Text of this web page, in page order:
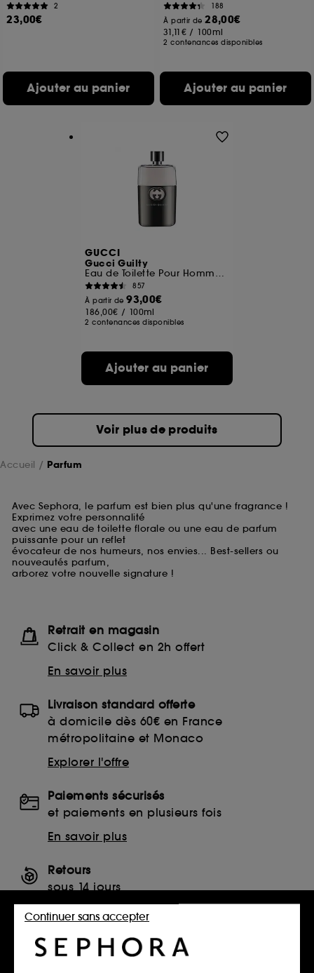
2
23,00€
Ajouter au panier
188
À partir de28,00€
31,11€ / 100ml
2 contenances disponibles
Ajouter au panier
GUCCI
Gucci Guilty
Eau de Toilette Pour Homme Fougère Aromatique
857
À partir de93,00€
186,00€ / 100ml
2 contenances disponibles
Ajouter au panier
Voir plus de produits
Accueil Parfum
Avec Sephora, le parfum est bien plus qu'une fragrance !
Exprimez votre personnalité
avec une eau de toilette florale ou une eau de parfum
puissante pour un reflet
évocateur de nos humeurs, nos envies... Best-sellers ou
nouveautés parfum,
arborez votre nouvelle signature !
Retrait en magasin
Click & Collect en 2h offert
En savoir plus
Livraison standard offerte
à domicile dès 60€ en France
métropolitaine et Monaco
Explorer l'offre
Paiements sécurisés
et paiements en plusieurs fois
En savoir plus
Retours
sous 14 jours
Retourner mon article
SERVICES, CONTACT ET CONDITIONS DES OFFRES
Continuer sans accepter